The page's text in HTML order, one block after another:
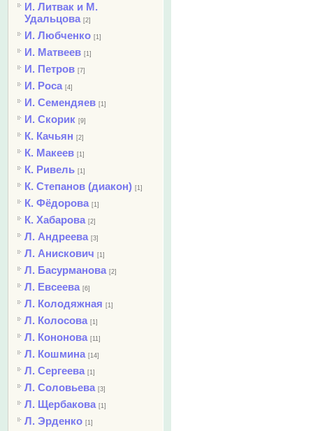
И. Литвак и М.
Удальцова [2]
И. Любченко [1]
И. Матвеев [1]
И. Петров [7]
И. Роса [4]
И. Семендяев [1]
И. Скорик [9]
К. Качьян [2]
К. Макеев [1]
К. Ривель [1]
К. Степанов (диакон) [1]
К. Фёдорова [1]
К. Хабарова [2]
Л. Андреева [3]
Л. Анискович [1]
Л. Басурманова [2]
Л. Евсеева [6]
Л. Колодяжная [1]
Л. Колосова [1]
Л. Кононова [11]
Л. Кошмина [14]
Л. Сергеева [1]
Л. Соловьева [3]
Л. Щербакова [1]
Л. Эрденко [1]